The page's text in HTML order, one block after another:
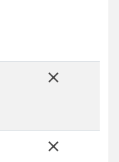
close
close